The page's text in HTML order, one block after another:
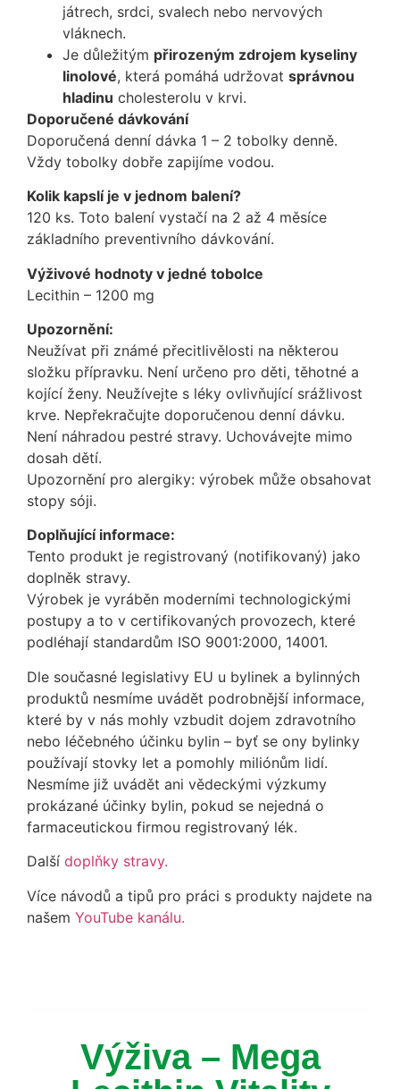
játrech, srdci, svalech nebo nervových
vláknech.
Je důležitým přirozeným zdrojem kyseliny
linolové, která pomáhá udržovat správnou
hladinu cholesterolu v krvi.
Doporučené dávkování
Doporučená denní dávka 1 – 2 tobolky denně.
Vždy tobolky dobře zapijíme vodou.
Kolik kapslí je v jednom balení?
120 ks. Toto balení vystačí na 2 až 4 měsíce
základního preventivního dávkování.
Výživové hodnoty v jedné tobolce
Lecithin – 1200 mg
Upozornění:
Neužívat při známé přecitlivělosti na některou
složku přípravku. Není určeno pro děti, těhotné a
kojící ženy. Neužívejte s léky ovlivňující srážlivost
krve. Nepřekračujte doporučenou denní dávku.
Není náhradou pestré stravy. Uchovávejte mimo
dosah dětí.
Upozornění pro alergiky: výrobek může obsahovat
stopy sóji.
Doplňující informace:
Tento produkt je registrovaný (notifikovaný) jako
doplněk stravy.
Výrobek je vyráběn moderními technologickými
postupy a to v certifikovaných provozech, které
podléhají standardům ISO 9001:2000, 14001.
Dle současné legislativy EU u bylinek a bylinných
produktů nesmíme uvádět podrobnější informace,
které by v nás mohly vzbudit dojem zdravotního
nebo léčebného účinku bylin – byť se ony bylinky
používají stovky let a pomohly miliónům lidí.
Nesmíme již uvádět ani vědeckými výzkumy
prokázané účinky bylin, pokud se nejedná o
farmaceutickou firmou registrovaný lék.
Další doplňky stravy.
Více návodů a tipů pro práci s produkty najdete na
našem YouTube kanálu.
Výživa – Mega